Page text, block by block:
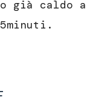
già caldo a